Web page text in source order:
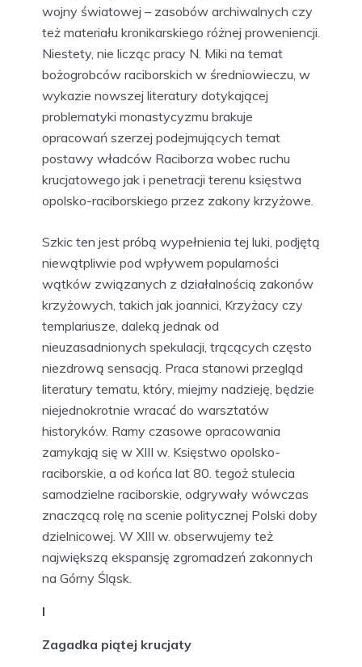
wojny światowej – zasobów archiwalnych czy
też materiału kronikarskiego różnej proweniencji.
Niestety, nie licząc pracy N. Miki na temat
bożogrobców raciborskich w średniowieczu, w
wykazie nowszej literatury dotykającej
problematyki monastycyzmu brakuje
opracowań szerzej podejmujących temat
postawy władców Raciborza wobec ruchu
krucjatowego jak i penetracji terenu księstwa
opolsko-raciborskiego przez zakony krzyżowe.
Szkic ten jest próbą wypełnienia tej luki, podjętą
niewątpliwie pod wpływem popularności
wątków związanych z działalnością zakonów
krzyżowych, takich jak joannici, Krzyżacy czy
templariusze, daleką jednak od
nieuzasadnionych spekulacji, trącących często
niezdrową sensacją. Praca stanowi przegląd
literatury tematu, który, miejmy nadzieję, będzie
niejednokrotnie wracać do warsztatów
historyków. Ramy czasowe opracowania
zamykają się w XIII w. Księstwo opolsko-
raciborskie, a od końca lat 80. tegoż stulecia
samodzielne raciborskie, odgrywały wówczas
znaczącą rolę na scenie politycznej Polski doby
dzielnicowej. W XIII w. obserwujemy też
największą ekspansję zgromadzeń zakonnych
na Górny Śląsk.
I
Zagadka piątej krucjaty